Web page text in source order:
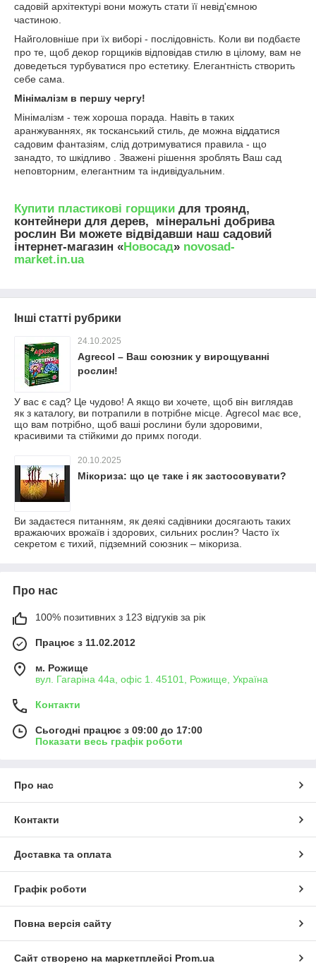
садовій архітектурі вони можуть стати її невід'ємною
частиною.
Найголовніше при їх виборі - послідовність. Коли ви подбаєте
про те, щоб декор горщиків відповідав стилю в цілому, вам не
доведеться турбуватися про естетику. Елегантність створить
себе сама.
Мінімалізм в першу чергу!
Мінімалізм - теж хороша порада. Навіть в таких
аранжуваннях, як тосканський стиль, де можна віддатися
садовим фантазіям, слід дотримуватися правила - що
занадто, то шкідливо . Зважені рішення зроблять Ваш сад
неповторним, елегантним та індивідуальним.
Купити пластикові горщики для троянд,
контейнери для дерев, мінеральні добрива
рослин Ви можете відвідавши наш садовий
інтернет-магазин «Новосад» novosad-
market.in.ua
Інші статті рубрики
24.10.2025
Agrecol – Ваш союзник у вирощуванні
рослин!
У вас є сад? Це чудово! А якщо ви хочете, щоб він виглядав
як з каталогу, ви потрапили в потрібне місце. Agrecol має все,
що вам потрібно, щоб ваші рослини були здоровими,
красивими та стійкими до примх погоди.
20.10.2025
Мікориза: що це таке і як застосовувати?
Ви задаєтеся питанням, як деякі садівники досягають таких
вражаючих врожаїв і здорових, сильних рослин? Часто їх
секретом є тихий, підземний союзник – мікориза.
Про нас
100% позитивних з 123 відгуків за рік
Працює з 11.02.2012
м. Рожище
вул. Гагаріна 44а, офіс 1. 45101, Рожище, Україна
Контакти
Сьогодні працює з 09:00 до 17:00
Показати весь графік роботи
Про нас
Контакти
Доставка та оплата
Графік роботи
Повна версія сайту
Сайт створено на маркетплейсі Prom.ua